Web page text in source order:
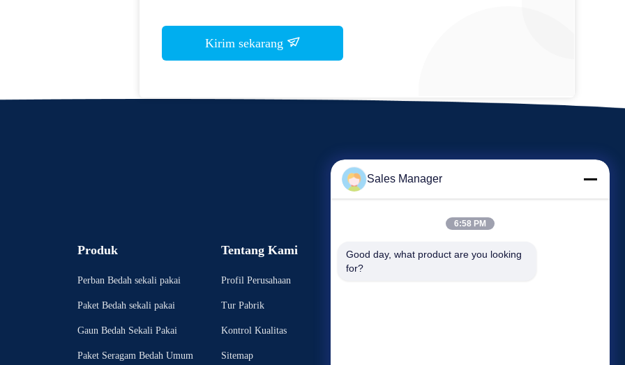
Kirim sekarang
Produk
Perban Bedah sekali pakai
Paket Bedah sekali pakai
Gaun Bedah Sekali Pakai
Paket Seragam Bedah Umum
Tentang Kami
Profil Perusahaan
Tur Pabrik
Kontrol Kualitas
Sitemap
Acara
Minta Kutipan
Sales Manager
6:58 PM
Good day, what product are you looking
for?